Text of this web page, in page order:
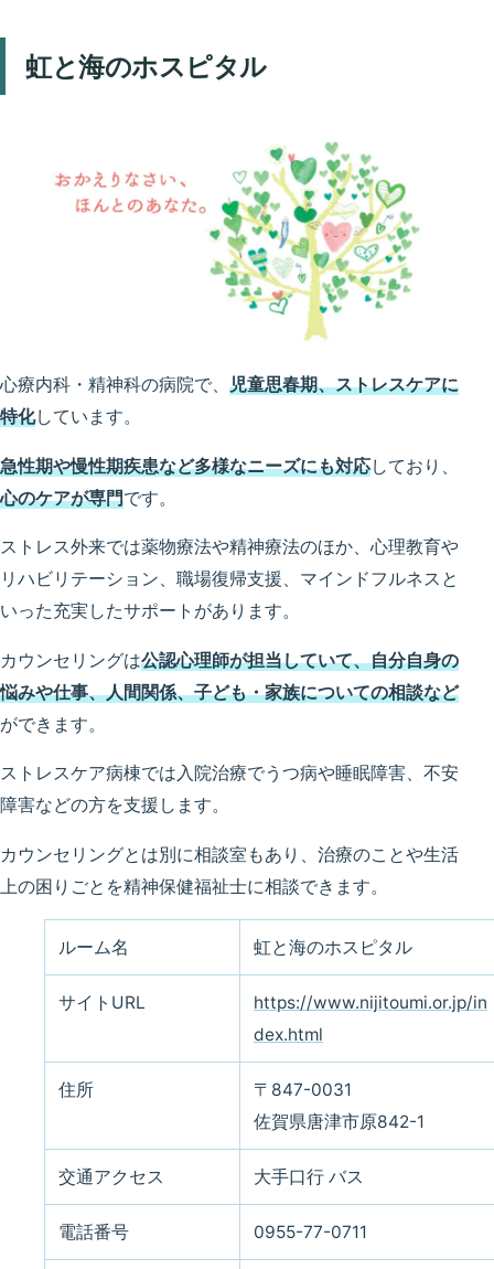
虹と海のホスピタル
心療内科・精神科の病院で、 児童思春期、ストレスケアに
特化しています。
急性期や慢性期疾患など多様なニーズにも対応しており、
心のケアが専門です。
ストレス外来では薬物療法や精神療法のほか、心理教育や
リハビリテーション、職場復帰支援、マインドフルネスと
いった充実したサポートがあります。
カウンセリングは公認心理師が担当していて、自分自身の
悩みや仕事、人間関係、子ども・家族についての相談など
ができます。
ストレスケア病棟では入院治療でうつ病や睡眠障害、不安
障害などの方を支援します。
カウンセリングとは別に相談室もあり、治療のことや生活
上の困りごとを精神保健福祉士に相談できます。
ルーム名 虹と海のホスピタル
サイトURL
https://www.nijitoumi.or.jp/in
dex.html
住所
〒847-0031
佐賀県唐津市原842-1
交通アクセス 大手口行 バス
電話番号 0955-77-0711